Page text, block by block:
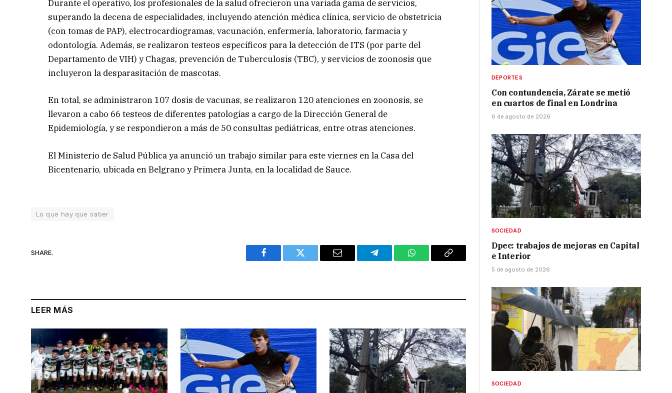
Durante el operativo, los profesionales de la salud ofrecieron una variada gama de servicios,
superando la decena de especialidades, incluyendo atención médica clínica, servicio de obstetricia
(con tomas de PAP), electrocardiogramas, vacunación, enfermería, laboratorio, farmacia y
odontología. Además, se realizaron testeos específicos para la detección de ITS (por parte del
Departamento de VIH) y Chagas, prevención de Tuberculosis (TBC), y servicios de zoonosis que
incluyeron la desparasitación de mascotas.
En total, se administraron 107 dosis de vacunas, se realizaron 120 atenciones en zoonosis, se
llevaron a cabo 66 testeos de diferentes patologías a cargo de la Dirección General de
Epidemiología, y se respondieron a más de 50 consultas pediátricas, entre otras atenciones.
El Ministerio de Salud Pública ya anunció un trabajo similar para este viernes en la Casa del
Bicentenario, ubicada en Belgrano y Primera Junta, en la localidad de Sauce.
Lo que hay que saber
SHARE.
Facebook Twitter Email Telegram WhatsAppCopy
LEER MÁS
DEPORTES
Con contundencia, Zárate se metió
en cuartos de final en Londrina
6 de agosto de 2026
SOCIEDAD
Dpec: trabajos de mejoras en Capital
e Interior
5 de agosto de 2026
SOCIEDAD